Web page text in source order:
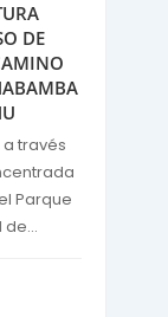
DE
a través
Parque